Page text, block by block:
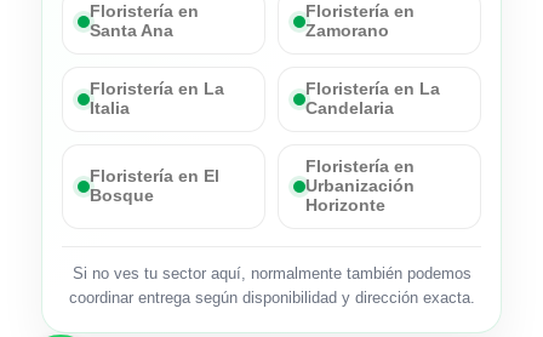
Floristería en
Santa Ana
Floristería en
Zamorano
Floristería en La
Italia
Floristería en La
Candelaria
Floristería en El
Bosque
Floristería en
Urbanización
Horizonte
Si no ves tu sector aquí, normalmente también podemos
coordinar entrega según disponibilidad y dirección exacta.